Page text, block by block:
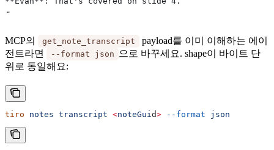
…
MCP의 get_note_transcript
payload를 이미 이해하는 에이
전트라면
--format json
으로 바꾸세요. shape이 바이트 단
위로 동일해요:
tiro notes transcript <noteGui d> --format json